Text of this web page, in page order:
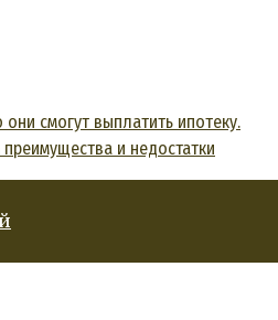
смогут выплатить ипотеку.
и недостатки